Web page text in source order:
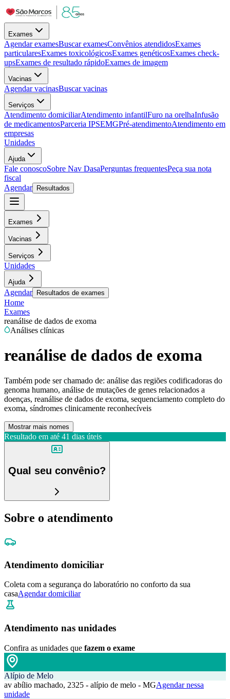
Exames
Agendar examesBuscar examesConvênios atendidosExames
particularesExames toxicológicosExames genéticosExames check-
upsExames de resultado rápidoExames de imagem
Vacinas
Agendar vacinasBuscar vacinas
Serviços
Atendimento domiciliarAtendimento infantilFuro na orelhaInfusão
de medicamentosParceria IPSEMGPré-atendimentoAtendimento em
empresas
Unidades
Ajuda
Fale conoscoSobre Nav DasaPerguntas frequentesPeça sua nota
fiscal
Agendar
Resultados
Exames
Vacinas
Serviços
Unidades
Ajuda
Agendar Resultados de exames
Home
Exames
reanálise de dados de exoma
Análises clínicas
reanálise de dados de exoma
Também pode ser chamado de: análise das regiões codificadoras do
genoma humano, análise de mutações de genes relacionados a
doenças, reanálise de dados de exoma, sequenciamento completo do
exoma, síndromes clinicamente reconhecíveis
Mostrar mais nomes
Resultado em até 41 dias úteis
Qual seu convênio?
Sobre o atendimento
Atendimento domiciliar
Coleta com a segurança do laboratório no conforto da sua
casaAgendar domiciliar
Atendimento nas unidades
Confira as unidades que fazem o exame
Alípio de Melo
av abílio machado, 2325 - alípio de melo - MGAgendar nessa
unidade